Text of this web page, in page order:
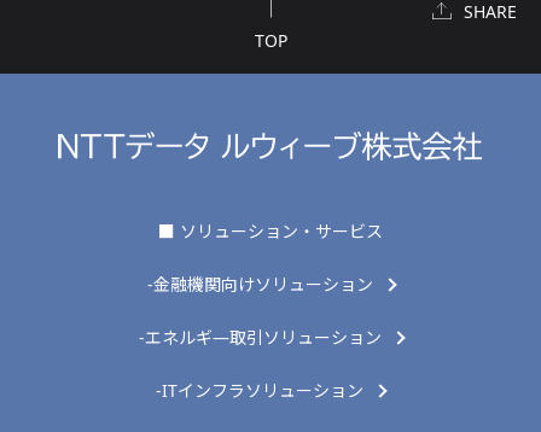
TOP
SHARE
■ ソリューション・サービス
-金融機関向けソリューション
-エネルギ―取引ソリューション
-ITインフラソリューション